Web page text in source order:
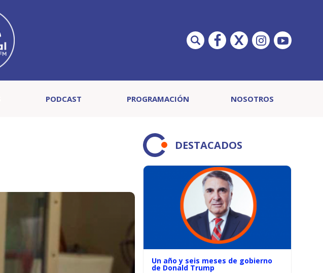
PODCAST PROGRAMACIÓN NOSOTROS
DESTACADOS
Un año y seis meses de gobierno
de Donald Trump